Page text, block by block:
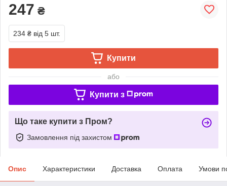
247 ₴
234 ₴ від 5 шт.
Купити
або
Купити з
Що таке купити з Пром?
Замовлення під захистом
Опис Характеристики Доставка Оплата Умови